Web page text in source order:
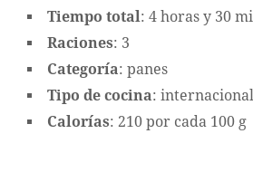
Tiempo total : 4 horas y 30
Raciones: 3
Categoría: panes
Tipo de cocina: internacional
Calorías: 210 por cada 100 g